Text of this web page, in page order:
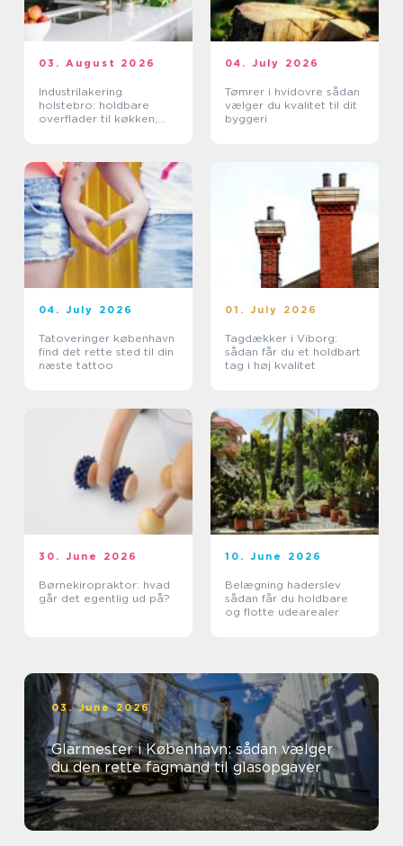
03. August 2026
Industrilakering
holstebro: holdbare
overflader til køkken,
04. July 2026
Tømrer i hvidovre sådan
vælger du kvalitet til dit
byggeri
04. July 2026
Tatoveringer københavn
find det rette sted til din
næste tattoo
01. July 2026
Tagdækker i Viborg:
sådan får du et holdbart
tag i høj kvalitet
30. June 2026
Børnekiropraktor: hvad
går det egentlig ud på?
10. June 2026
Belægning haderslev
sådan får du holdbare
og flotte udearealer
03. June 2026
Glarmester i København: sådan vælger
du den rette fagmand til glasopgaver